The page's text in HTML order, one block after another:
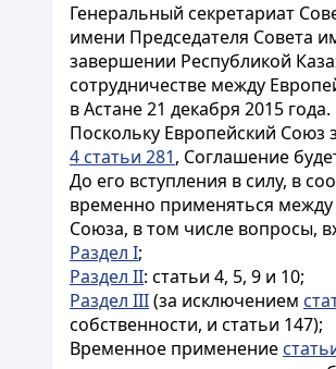
Генеральный секретариат
имени Председателя Совета
завершении Республикой
сотрудничестве между
в Астане 21 декабря 2015 года.
Поскольку Европейский
4 статьи 281, Соглашение
До его вступления в силу, в
временно применяться
Союза, в том числе вопросы,
Раздел I;
Раздел II: статьи 4, 5, 9 и 10;
Раздел III(за исключением
собственности, и статьи 147);
Временное применение